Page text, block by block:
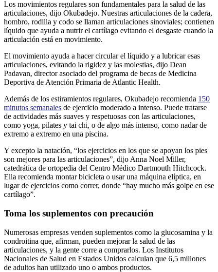
Los movimientos regulares son fundamentales para la salud de las
articulaciones, dijo Okubadejo. Nuestras articulaciones de la cadera,
hombro, rodilla y codo se llaman articulaciones sinoviales; contienen
líquido que ayuda a nutrir el cartílago evitando el desgaste cuando la
articulación está en movimiento.
El movimiento ayuda a hacer circular el líquido y a lubricar esas
articulaciones, evitando la rigidez y las molestias, dijo Dean
Padavan, director asociado del programa de becas de Medicina
Deportiva de Atención Primaria de Atlantic Health.
Además de los estiramientos regulares, Okubadejo recomienda 150
minutos semanales de ejercicio moderado a intenso. Puede tratarse
de actividades más suaves y respetuosas con las articulaciones,
como yoga, pilates y tai chi, o de algo más intenso, como nadar de
extremo a extremo en una piscina.
Y excepto la natación, “los ejercicios en los que se apoyan los pies
son mejores para las articulaciones”, dijo Anna Noel Miller,
catedrática de ortopedia del Centro Médico Dartmouth Hitchcock.
Ella recomienda montar bicicleta o usar una máquina elíptica, en
lugar de ejercicios como correr, donde “hay mucho más golpe en ese
cartílago”.
Toma los suplementos con precaución
Numerosas empresas venden suplementos como la glucosamina y la
condroitina que, afirman, pueden mejorar la salud de las
articulaciones, y la gente corre a comprarlos. Los Institutos
Nacionales de Salud en Estados Unidos calculan que 6,5 millones
de adultos han utilizado uno o ambos productos.